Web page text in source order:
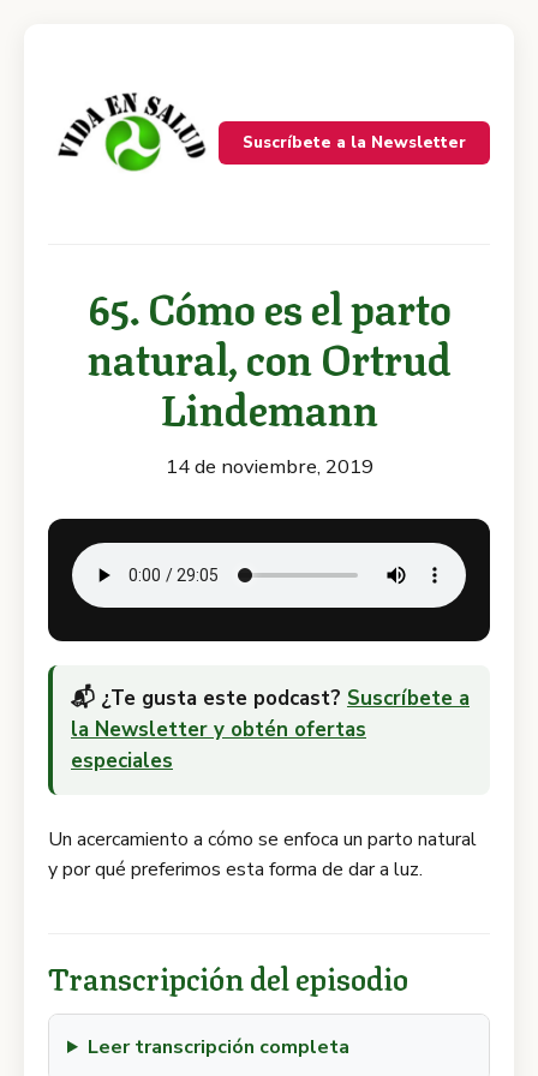
Suscríbete a la Newsletter
65. Cómo es el parto
natural, con Ortrud
Lindemann
14 de noviembre, 2019
📬 ¿Te gusta este podcast? Suscríbete a
la Newsletter y obtén ofertas
especiales
Un acercamiento a cómo se enfoca un parto natural
y por qué preferimos esta forma de dar a luz.
Transcripción del episodio
Leer transcripción completa